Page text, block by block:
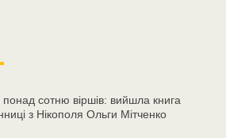
понад сотню віршів: вийшла книга
з Нікополя Ольги Мітченко